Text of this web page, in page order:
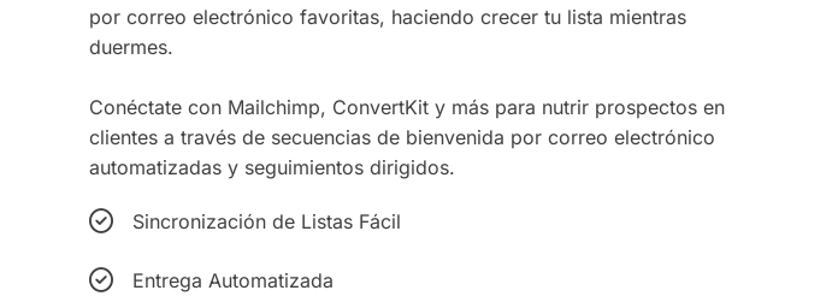
por correo electrónico favoritas, haciendo crecer tu lista mientras
duermes.
Conéctate con Mailchimp, ConvertKit y más para nutrir prospectos en
clientes a través de secuencias de bienvenida por correo electrónico
automatizadas y seguimientos dirigidos.
Sincronización de Listas Fácil
Entrega Automatizada